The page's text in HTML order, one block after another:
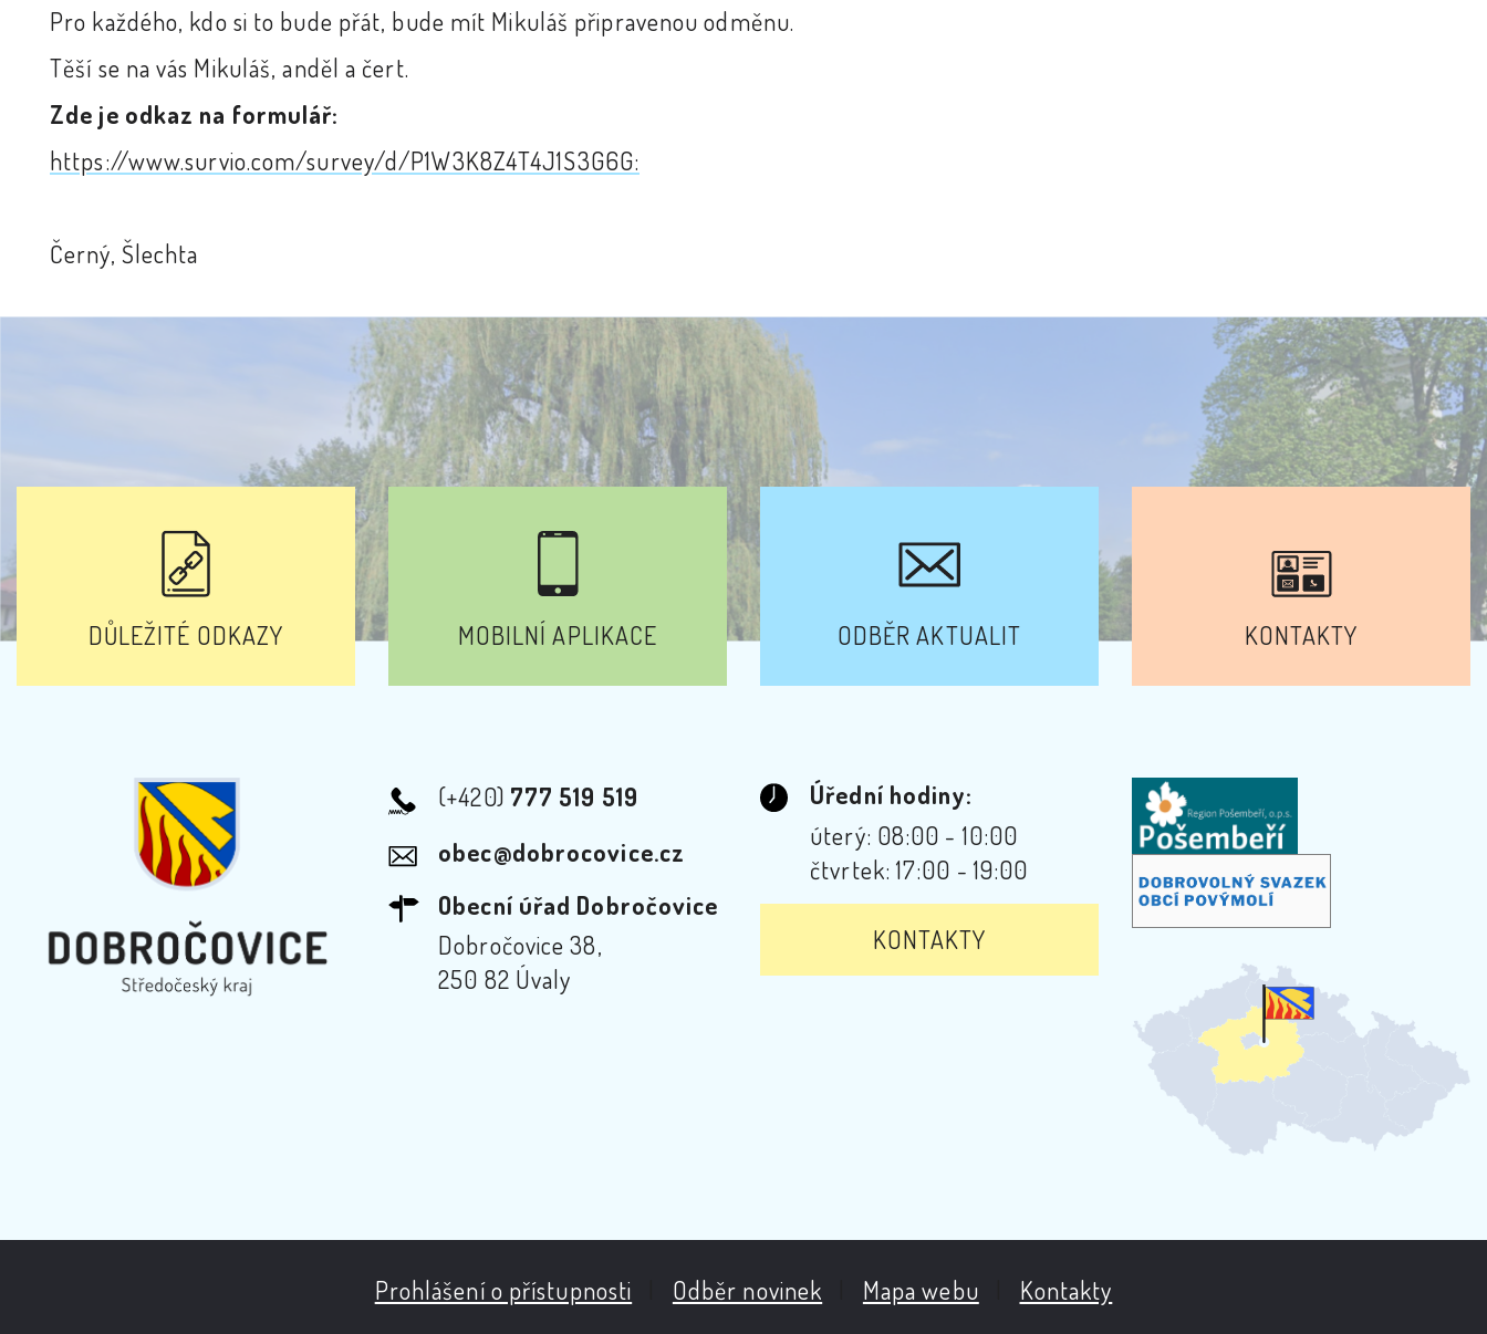
Pro každého, kdo si to bude přát, bude mít Mikuláš připravenou odměnu.
Těší se na vás Mikuláš, anděl a čert.
Zde je odkaz na formulář:
https://www.survio.com/survey/d/P1W3K8Z4T4J1S3G6G:
Černý, Šlechta
DŮLEŽITÉ ODKAZY MOBILNÍ APLIKACE ODBĚR AKTUALIT KONTAKTY
(+420) 777 519 519
obec@dobrocovice.cz
Obecní úřad Dobročovice
Dobročovice 38,
250 82 Úvaly
Úřední hodiny:
úterý: 08:00 - 10:00
čtvrtek: 17:00 - 19:00
KONTAKTY
Prohlášení o přístupnosti Odběr novinek Mapa webu Kontakty